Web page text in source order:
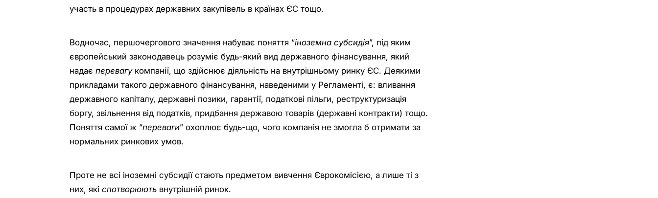
участь в процедурах державних закупівель в країнах ЄС тощо.
Водночас, першочергового значення набуває поняття “іноземна субсидія”, під яким
європейський законодавець розуміє будь-який вид державного фінансування, який
надає перевагукомпанії, що здійснює діяльність на внутрішньому ринку ЄС. Деякими
прикладами такого державного фінансування, наведеними у Регламенті, є: вливання
державного капіталу, державні позики, гарантії, податкові пільги, реструктуризація
боргу, звільнення від податків, придбання державою товарів (державні контракти) тощо.
Поняття самої ж “переваги” охоплює будь-що, чого компанія не змогла б отримати за
нормальних ринкових умов.
Проте не всі іноземні субсидії стають предметом вивчення Єврокомісією, а лише ті з
них, які спотворюють внутрішній ринок.